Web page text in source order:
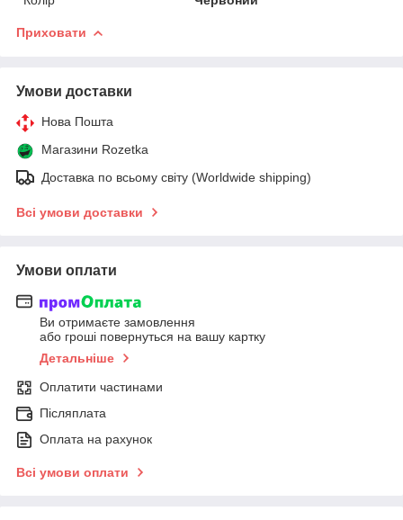
Приховати
Умови доставки
Нова Пошта
Магазини Rozetka
Доставка по всьому світу (Worldwide shipping)
Всі умови доставки
Умови оплати
Ви отримаєте замовлення
або гроші повернуться на вашу картку
Детальніше
Оплатити частинами
Післяплата
Оплата на рахунок
Всі умови оплати